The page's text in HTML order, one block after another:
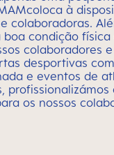
à
colaboradoras.
boa condição
colaboradores
desportivas
e eventos de
profissionalizámos
os nossos